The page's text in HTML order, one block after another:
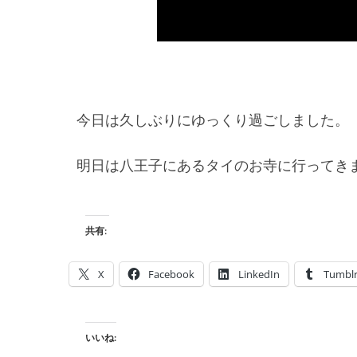
今日は久しぶりにゆっくり過ごしました。
明日は八王子にあるタイのお寺に行ってき
共有:
X Facebook LinkedIn Tumblr
いいね: